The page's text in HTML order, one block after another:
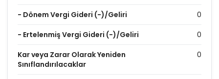
- Dönem Vergi Gideri (-)/Geliri 0
- Ertelenmiş Vergi Gideri (-)/Geliri 0
Kar veya Zarar Olarak Yeniden
Sınıflandırılacaklar
0